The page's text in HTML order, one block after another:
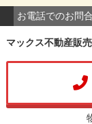
お電話でのお問
マックス不動産販